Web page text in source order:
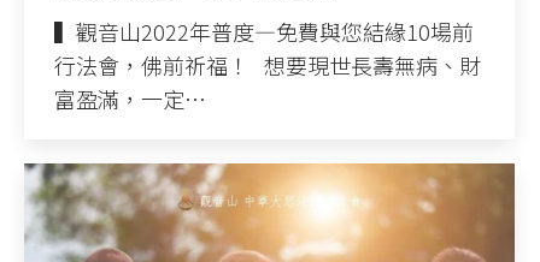
▍觀音山2022年普度—免費與您結緣10場前
行法會，佛前祈福！ 想要現世長壽無病、財
富盈滿，一定…